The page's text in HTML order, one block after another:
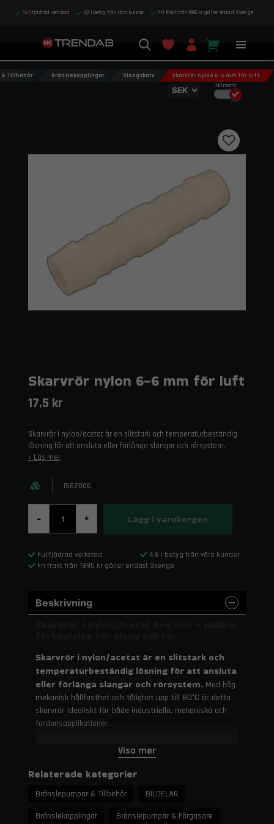
Fullfjädrad verkstad 4,8 i betyg från våra kunder Fri frakt från 1995 kr gäller endast Sverige
Inkl.moms
Tillbehör Bränslekopplingar Slangskarv Skarvrör nylon 6-6 mm för luft
Skarvrör nylon 6-6 mm för luft
17,5 kr
Skarvrör i nylon/acetat är en slitstark och temperaturbeständig
lösning för att ansluta eller förlänga slangar och rörsystem.
Läs mer
1562006
- + Lägg i varukorgen
Fullfjädrad verkstad
4,8 i betyg från våra kunder
Fri frakt från 1995 kr gäller endast Sverige
Beskrivning
Skarvrör i nylon/acetat är en slitstark och
temperaturbeständig lösning för att ansluta
eller förlänga slangar och rörsystem. Med hög
mekanisk hållfasthet och tålighet upp till 80°C är detta
skarvrör idealiskt för både industriella, mekaniska och
fordonsapplikationer.
Tekniska specifikationer
Temperaturbeständighet:
Användning: För rör- och slanganslutningar
Visa mer
Relaterade kategorier
Bränslepumpar & Tillbehör
BILDELAR
Bränslekopplingar
Bränslepumpar & Förgasare